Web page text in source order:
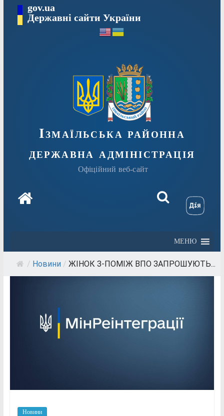
вмісту
gov.ua
Державні сайти України
Ізмаїльська районна
державна адміністрація
Офіційний веб-сайт
МЕНЮ
/ Новини / ЖІНОК З-ПОМІЖ ВПО ЗАПРОШУЮТЬ...
Новини